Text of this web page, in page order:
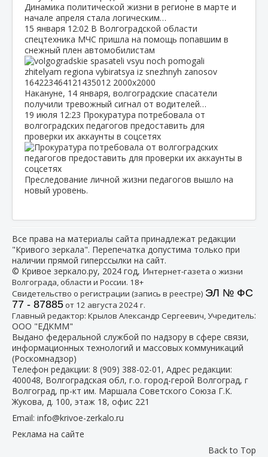
Динамика политической жизни в регионе в марте и
начале апреля стала логическим…
15 января 12:02 В Волгоградской области
спецтехника МЧС пришла на помощь попавшим в
снежный плен автомобилистам
Накануне, 14 января, волгоградские спасатели
получили тревожный сигнал от водителей…
19 июля 12:23 Прокуратура потребовала от
волгоградских педагогов предоставить для
проверки их аккаунты в соцсетях
Преследование личной жизни педагогов вышло на
новый уровень.
Все права на материалы сайта принадлежат редакции
"Кривого зеркала". Перепечатка допустима только при
наличии прямой гиперссылки на сайт.
© Кривое зеркало.ру, 2024 год, Интернет-газета о жизни
Волгограда, области и России. 18+
Свидетельство о регистрации (запись в реестре) ЭЛ № ФС
77 - 87885от 12 августа 2024 г.
Главный редактор: Крылов Александр Сергеевич, Учредитель:
ООО "ЕДКММ"
Выдано федеральной службой по надзору в сфере связи,
информационных технологий и массовых коммуникаций
(Роскомнадзор)
Телефон редакции: 8 (909) 388-02-01 , Адрес редакции:
400048, Волгоградская обл, г.о. город-герой Волгоград, г
Волгоград, пр-кт им. Маршала Советского Союза Г.К.
Жукова, д. 100, этаж 18, офис 221
Email: info@krivoe-zerkalo.ru
Реклама на сайте
Back to Top